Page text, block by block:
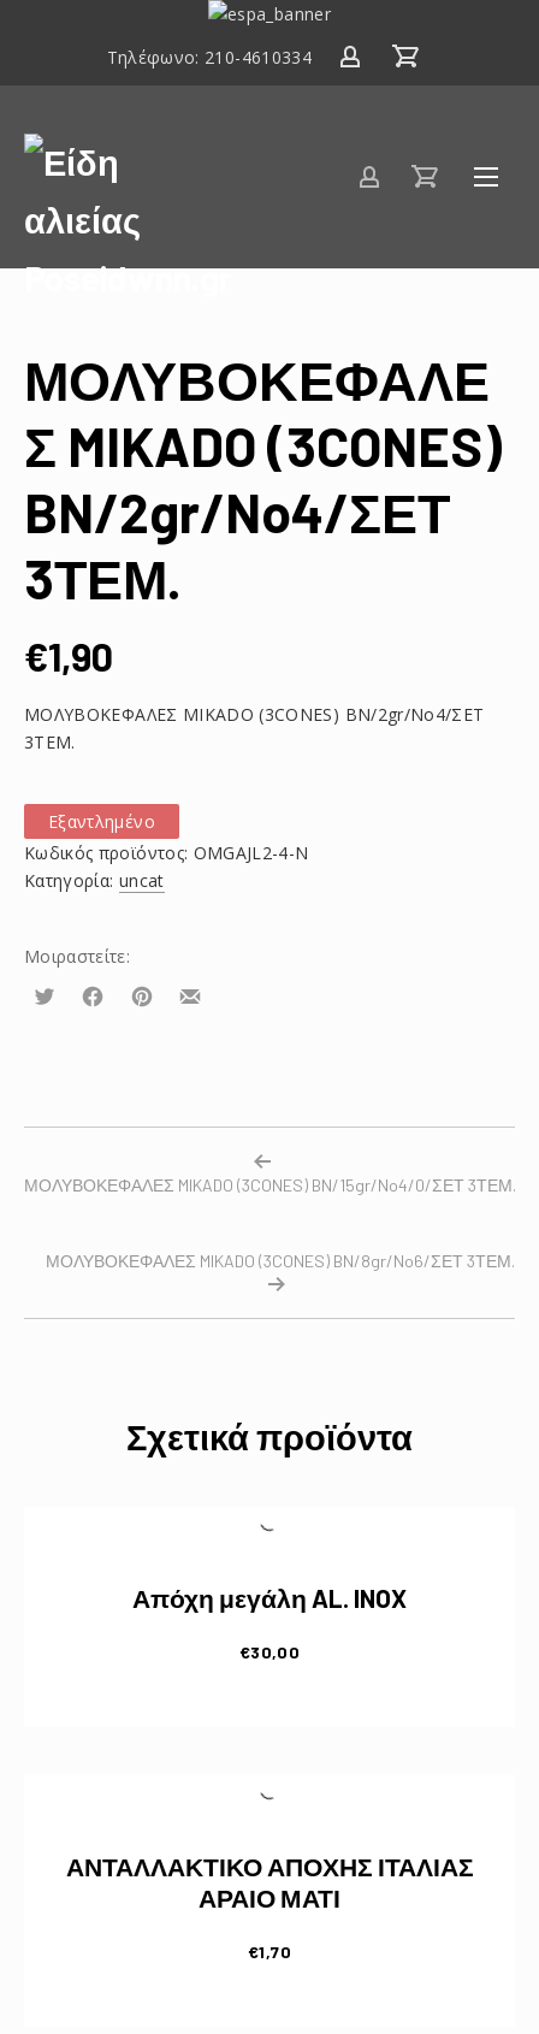
ΕΣΠΑ
2020
Τηλέφωνο: 210-4610334
Είδη
αλιείας
Poseidwnn.gr
ΜΟΛΥΒΟΚΕΦΑΛΕ
Σ MIKADO (3CONES)
BN/2gr/No4/ΣΕΤ
3ΤΕΜ.
€1,90
ΜΟΛΥΒΟΚΕΦΑΛΕΣ MIKADO (3CONES) BN/2gr/No4/ΣΕΤ
3ΤΕΜ.
Εξαντλημένο
Κωδικός προϊόντος: OMGAJL2-4-N
Κατηγορία: uncat
Μοιραστείτε:
Τουίτα ΜοιραστείτεΜοιραστείτεΜοιραστείτε
ΜΟΛΥΒΟΚΕΦΑΛΕΣ MIKADO (3CONES) BN/15gr/No4/0/ΣΕΤ 3ΤΕΜ.
ΜΟΛΥΒΟΚΕΦΑΛΕΣ MIKADO (3CONES) BN/8gr/No6/ΣΕΤ 3ΤΕΜ.
Σχετικά προϊόντα
Απόχη μεγάλη AL. INOX
€30,00
ΑΝΤΑΛΛΑΚΤΙΚΟ ΑΠΟΧΗΣ ΙΤΑΛΙΑΣ
ΑΡΑΙΟ ΜΑΤΙ
€1,70